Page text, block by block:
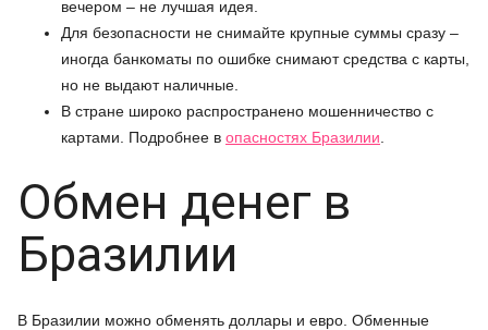
вечером – не лучшая идея.
Для безопасности не снимайте крупные суммы сразу –
иногда банкоматы по ошибке снимают средства с карты,
но не выдают наличные.
В стране широко распространено мошенничество с
картами. Подробнее в опасностях Бразилии
Обмен денег в
Бразилии
В Бразилии можно обменять доллары и евро. Обменные